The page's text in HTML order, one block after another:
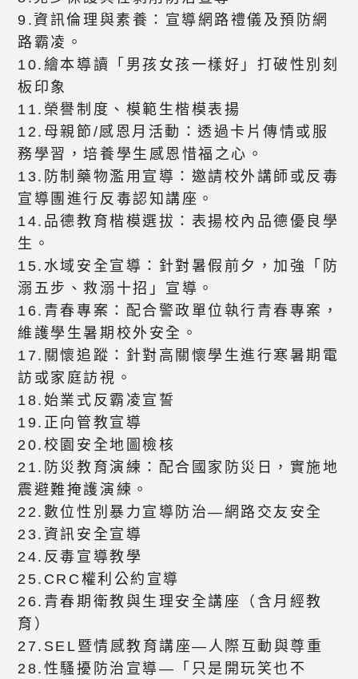
9.資訊倫理與素養：宣導網路禮儀及預防網
路霸凌。
10.繪本導讀「男孩女孩一樣好」打破性別刻
板印象
11.榮譽制度、模範生楷模表揚
12.母親節/感恩月活動：透過卡片傳情或服
務學習，培養學生感恩惜福之心。
13.防制藥物濫用宣導：邀請校外講師或反毒
宣導團進行反毒認知講座。
14.品德教育楷模選拔：表揚校內品德優良學
生。
15.水域安全宣導：針對暑假前夕，加強「防
溺五步、救溺十招」宣導。
16.青春專案：配合警政單位執行青春專案，
維護學生暑期校外安全。
17.關懷追蹤：針對高關懷學生進行寒暑期電
訪或家庭訪視。
18.始業式反霸凌宣誓
19.正向管教宣導
20.校園安全地圖檢核
21.防災教育演練：配合國家防災日，實施地
震避難掩護演練。
22.數位性別暴力宣導防治—網路交友安全
23.資訊安全宣導
24.反毒宣導教學
25.CRC權利公約宣導
26.青春期衛教與生理安全講座（含月經教
育）
27.SEL暨情感教育講座—人際互動與尊重
28.性騷擾防治宣導—「只是開玩笑也不